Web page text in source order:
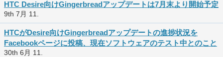
HTC Desire向けGingerbreadアップデートは7月末より開始予定
9th 7月 11.
HTCがDesire向けGingerbreadアップデートの進捗状況を
Facebookページに投稿、現在ソフトウェアのテスト中とのこと
30th 6月 11.